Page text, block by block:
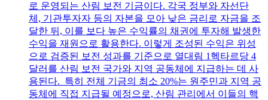
로 운영되는 산림 보전 기금이다. 각국 정부와 자선단
체, 기관투자자 등의 자본을 모아 낮은 금리로 자금을 조
달한 뒤, 이를 보다 높은 수익률의 채권에 투자해 발생한
수익을 재원으로 활용한다. 이렇게 조성된 수익은 위성
으로 검증된 보전 성과를 기준으로 열대림 1헥타르당 4
달러를 산림 보전 국가와 지역 공동체에 지급하는 데 사
용된다. 특히 전체 기금의 최소 20%는 원주민과 지역 공
동체에 직접 지급될 예정으로, 산림 관리에서 이들의 핵